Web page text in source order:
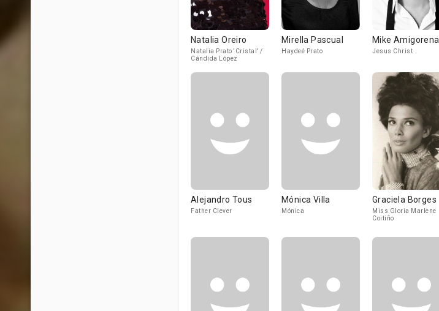
Natalia Oreiro
Natalia Prato 'Cristal' /
Cándida López
Mirella Pascual
Haydeé Prato
Mike Amigorena
Jesus Christ
Alejandro Tous
Father Clever
Mónica Villa
Mónica
Graciela Borges
Miss Gloria Marlene
Coitiño